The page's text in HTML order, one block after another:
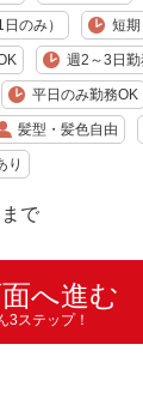
のみ） 短期
週2～3日勤
平日のみ勤務OK
髪型・髪色自由
り
で
へ進む
3ステップ！